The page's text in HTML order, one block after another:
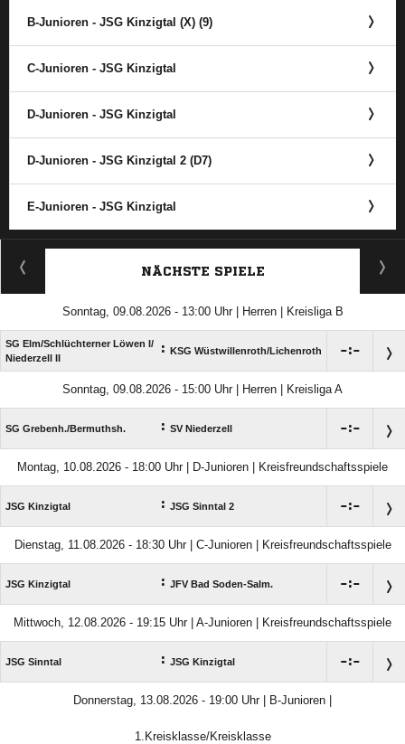
B-Junioren - JSG Kinzigtal (X) (9)
C-Junioren - JSG Kinzigtal
D-Junioren - JSG Kinzigtal
D-Junioren - JSG Kinzigtal 2 (D7)
E-Junioren - JSG Kinzigtal
ANZEIGE
NÄCHSTE SPIELE
Sonntag, 09.08.2026 - 13:00 Uhr | Herren | Kreisliga B
SG Elm/​Schlüchterner Löwen I/​
Niederzell II
: KSG Wüstwillenroth/​Lichenroth :
Sonntag, 09.08.2026 - 15:00 Uhr | Herren | Kreisliga A
SG Grebenh./​Bermuthsh. : SV Niederzell :
Montag, 10.08.2026 - 18:00 Uhr | D-Junioren | Kreisfreundschaftsspiele
JSG Kinzigtal : JSG Sinntal 2 :
Dienstag, 11.08.2026 - 18:30 Uhr | C-Junioren | Kreisfreundschaftsspiele
JSG Kinzigtal : JFV Bad Soden-Salm. :
Mittwoch, 12.08.2026 - 19:15 Uhr | A-Junioren | Kreisfreundschaftsspiele
JSG Sinntal : JSG Kinzigtal :
Donnerstag, 13.08.2026 - 19:00 Uhr | B-Junioren |
1.Kreisklasse/Kreisklasse